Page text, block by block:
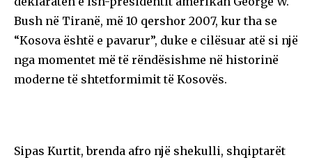
Bush në Tiranë, më 10 qershor 2007, kur tha se
“Kosova është e pavarur”, duke e cilësuar atë si një
nga momentet më të rëndësishme në historinë
moderne të shtetformimit të Kosovës.
Sipas Kurtit, brenda afro një shekulli, shqiptarët